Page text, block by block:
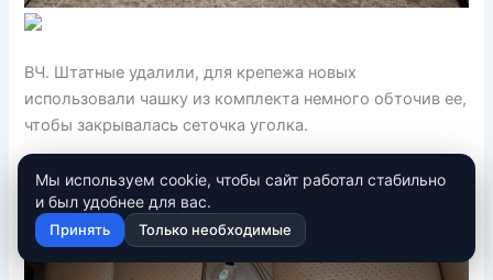
ВЧ. Штатные удалили, для крепежа новых
использовали чашку из комплекта немного обточив ее,
чтобы закрывалась сеточка уголка.
Мы используем cookie, чтобы сайт работал стабильно
и был удобнее для вас.
Принять Только необходимые